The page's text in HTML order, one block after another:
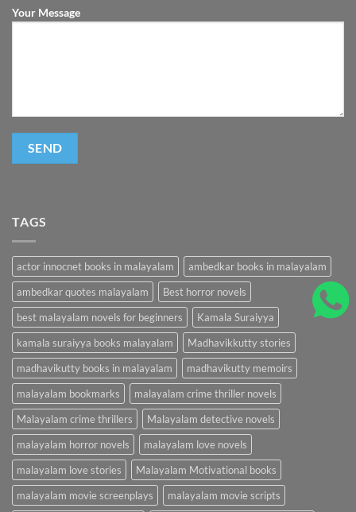
Your Message
TAGS
actor innocnet books in malayalam
ambedkar books in malayalam
ambedkar quotes malayalam
Best horror novels
best malayalam novels for beginners
Kamala Suraiyya
kamala suraiyya books malayalam
Madhavikkutty stories
madhavikutty books in malayalam
madhavikutty memoirs
malayalam bookmarks
malayalam crime thriller novels
Malayalam crime thrillers
Malayalam detective novels
malayalam horror novels
malayalam love novels
malayalam love stories
Malayalam Motivational books
malayalam movie screenplays
malayalam movie scripts